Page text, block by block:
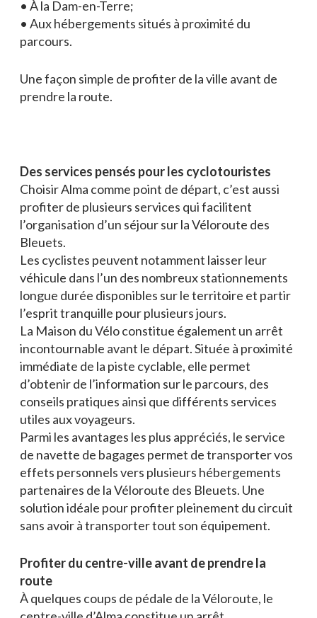
• À la Dam-en-Terre;
• Aux hébergements situés à proximité du
parcours.
Une façon simple de profiter de la ville avant de
prendre la route.
Des services pensés pour les cyclotouristes
Choisir Alma comme point de départ, c’est aussi
profiter de plusieurs services qui facilitent
l’organisation d’un séjour sur la Véloroute des
Bleuets.
Les cyclistes peuvent notamment laisser leur
véhicule dans l’un des nombreux stationnements
longue durée disponibles sur le territoire et partir
l’esprit tranquille pour plusieurs jours.
La Maison du Vélo constitue également un arrêt
incontournable avant le départ. Située à proximité
immédiate de la piste cyclable, elle permet
d’obtenir de l’information sur le parcours, des
conseils pratiques ainsi que différents services
utiles aux voyageurs.
Parmi les avantages les plus appréciés, le service
de navette de bagages permet de transporter vos
effets personnels vers plusieurs hébergements
partenaires de la Véloroute des Bleuets. Une
solution idéale pour profiter pleinement du circuit
sans avoir à transporter tout son équipement.
Profiter du centre-ville avant de prendre la
route
À quelques coups de pédale de la Véloroute, le